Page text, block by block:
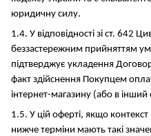
юридичну силу.
1.4. У відповідності зі ст. 642
беззастережним прийняттям
підтверджує укладення
факт здійснення Покупцем
інтернет-магазину (або в інший
1.5. У цій оферті, якщо
нижче терміни мають такі